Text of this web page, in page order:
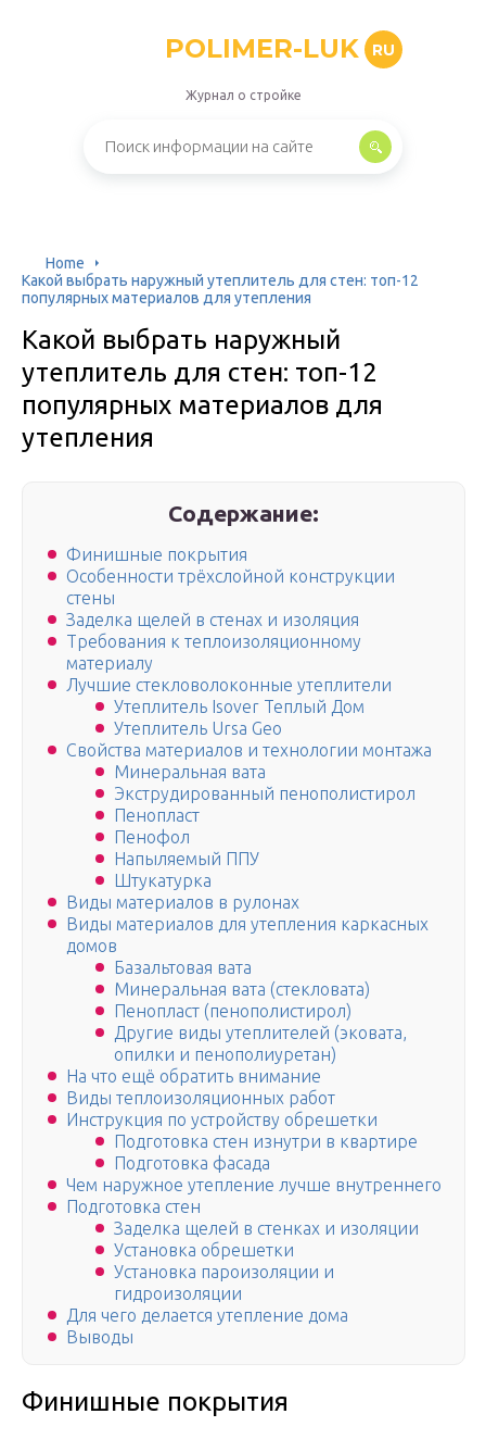
POLIMER-LUK RU
Журнал о стройке
Home
Какой выбрать наружный утеплитель для стен: топ-12
популярных материалов для утепления
Какой выбрать наружный
утеплитель для стен: топ-12
популярных материалов для
утепления
Содержание:
Финишные покрытия
Особенности трёхслойной конструкции
стены
Заделка щелей в стенах и изоляция
Требования к теплоизоляционному
материалу
Лучшие стекловолоконные утеплители
Утеплитель Isover Теплый Дом
Утеплитель Ursa Geo
Свойства материалов и технологии монтажа
Минеральная вата
Экструдированный пенополистирол
Пенопласт
Пенофол
Напыляемый ППУ
Штукатурка
Виды материалов в рулонах
Виды материалов для утепления каркасных
домов
Базальтовая вата
Минеральная вата (стекловата)
Пенопласт (пенополистирол)
Другие виды утеплителей (эковата,
опилки и пенополиуретан)
На что ещё обратить внимание
Виды теплоизоляционных работ
Инструкция по устройству обрешетки
Подготовка стен изнутри в квартире
Подготовка фасада
Чем наружное утепление лучше внутреннего
Подготовка стен
Заделка щелей в стенках и изоляции
Установка обрешетки
Установка пароизоляции и
гидроизоляции
Для чего делается утепление дома
Выводы
Финишные покрытия